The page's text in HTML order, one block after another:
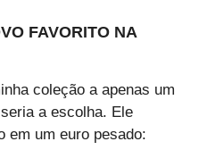
FAVORITO NA
coleção a apenas um
seria a escolha. Ele
em um euro pesado: